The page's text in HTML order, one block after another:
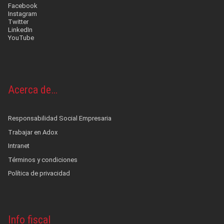
Facebook
Instagram
Twitter
LinkedIn
YouTube
Acerca de…
Responsabilidad Social Empresaria
Trabajar en Adox
Intranet
Términos y condiciones
Política de privacidad
Info fiscal